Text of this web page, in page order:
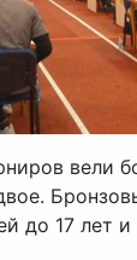
вели
до 17 лет и